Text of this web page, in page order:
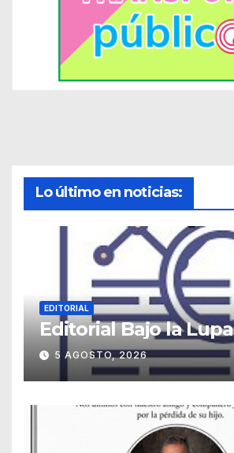
Lo último en noticias:
EDITORIAL
Editorial Bajo la Lupa
5 AGOSTO, 2026